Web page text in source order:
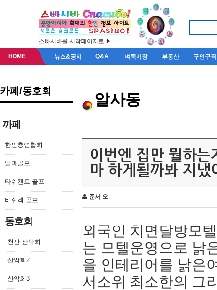
스빠시바를 시작페이지로 ▶
HOME 뉴스&공지 Q&A 벼룩시장 부동산 구인구직
카페/동호회
까페
한인총연합회
알마골프
타쉬켄트 골프
비쉬켁 골프
동호회
천산 산악회
산악회2
산악회3
알사동
이번엔 집만 뭘하는
마 하게될까봐 지냈
준서 오
외국인 치면달방모
는 모텔운영으로 낡
을 인테리어를 낡은
서소위 최소한의 그